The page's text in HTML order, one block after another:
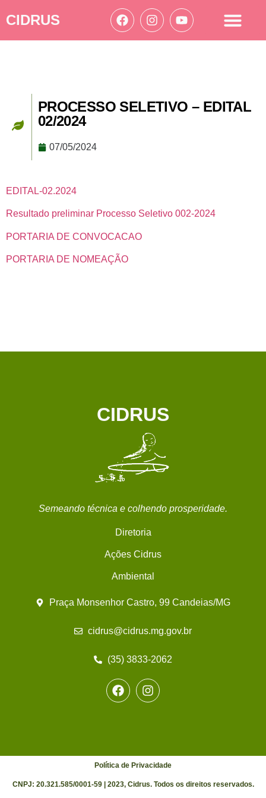
CIDRUS
PROCESSO SELETIVO – EDITAL
02/2024
07/05/2024
EDITAL-02.2024
Resultado preliminar Processo Seletivo 002-2024
PORTARIA DE CONVOCACAO
PORTARIA DE NOMEAÇÃO
CIDRUS
Semeando técnica e colhendo prosperidade.
Diretoria
Ações Cidrus
Ambiental
Praça Monsenhor Castro, 99 Candeias/MG
cidrus@cidrus.mg.gov.br
(35) 3833-2062
Política de Privacidade
CNPJ: 20.321.585/0001-59 | 2023, Cidrus. Todos os direitos reservados.